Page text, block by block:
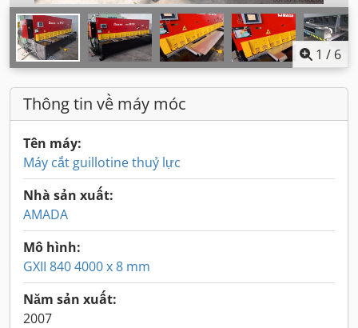
1 / 6
Thông tin về máy móc
Tên máy:
Máy cắt guillotine thuỷ lực
Nhà sản xuất:
AMADA
Mô hình:
GXII 840 4000 x 8 mm
Năm sản xuất:
2007